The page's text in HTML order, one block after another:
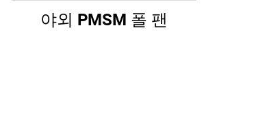
야외 PMSM 폴 팬